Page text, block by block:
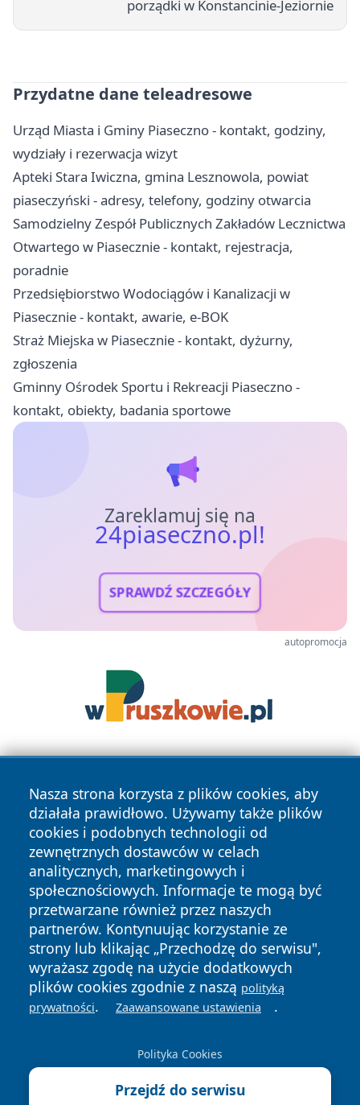
porządki w Konstancinie-Jeziornie
Przydatne dane teleadresowe
Urząd Miasta i Gminy Piaseczno - kontakt, godziny,
wydziały i rezerwacja wizyt
Apteki Stara Iwiczna, gmina Lesznowola, powiat
piaseczyński - adresy, telefony, godziny otwarcia
Samodzielny Zespół Publicznych Zakładów Lecznictwa
Otwartego w Piasecznie - kontakt, rejestracja,
poradnie
Przedsiębiorstwo Wodociągów i Kanalizacji w
Piasecznie - kontakt, awarie, e-BOK
Straż Miejska w Piasecznie - kontakt, dyżurny,
zgłoszenia
Gminny Ośrodek Sportu i Rekreacji Piaseczno -
kontakt, obiekty, badania sportowe
Zareklamuj się na
24piaseczno.pl!
SPRAWDŹ SZCZEGÓŁY
autopromocja
Nasza strona korzysta z plików cookies, aby
działała prawidłowo. Używamy także plików
cookies i podobnych technologii od
zewnętrznych dostawców w celach
analitycznych, marketingowych i
społecznościowych. Informacje te mogą być
przetwarzane również przez naszych
partnerów. Kontynuując korzystanie ze
strony lub klikając „Przechodzę do serwisu",
wyrażasz zgodę na użycie dodatkowych
plików cookies zgodnie z naszą polityką
prywatności. Zaawansowane ustawienia .
Polityka Cookies
Przejdź do serwisu
Copyright © 2026 24piaseczno.pl Wszystkie prawa
zastrzeżone.
News Autorzy
Polityka
Prywatności
Polityka
Cookies